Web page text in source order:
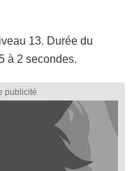
13. Durée du
à 2 secondes.